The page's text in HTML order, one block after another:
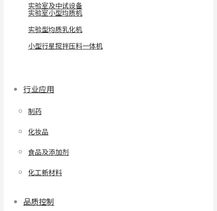
实验室及中试设备
实验室小型均质机
实验型均质乳化机
小型行星搅拌压料一体机
行业应用
制药
化妆品
食品及添加剂
化工新材料
品质控制